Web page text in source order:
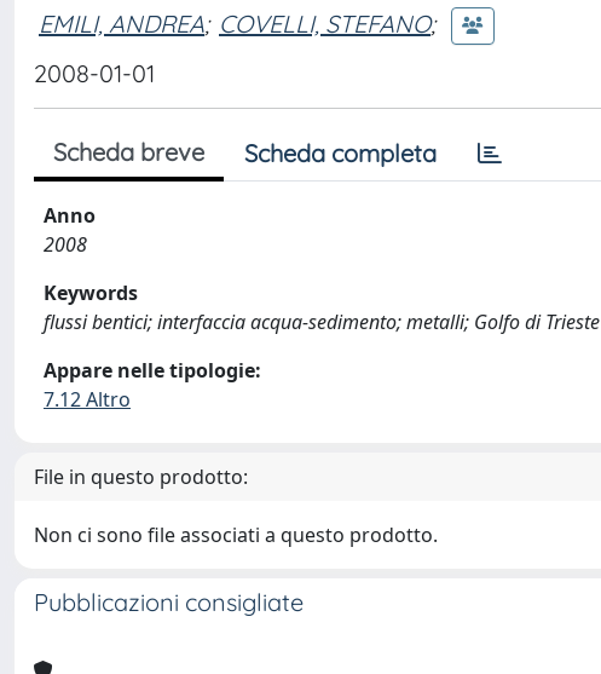
EMILI, ANDREA; COVELLI, STEFANO;
2008-01-01
Scheda breve Scheda completa
Anno
2008
Keywords
flussi bentici; interfaccia acqua-sedimento; metalli; Golfo di Trieste
Appare nelle tipologie:
7.12 Altro
File in questo prodotto:
Non ci sono file associati a questo prodotto.
Pubblicazioni consigliate